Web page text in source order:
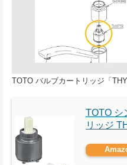
TOTO バルブカートリッジ「
TOTO シ
リッジ